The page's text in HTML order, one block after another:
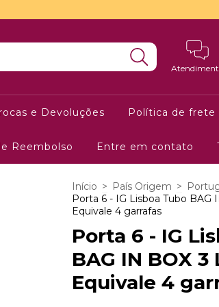
e Devoluções Política de frete
Reembolso Entre em contato
Início > País Origem >
Porta 6 - IG Lisboa Tubo BAG
Equivale 4 garrafas
Porta 6 - IG
BAG IN BOX 3
Equivale 4